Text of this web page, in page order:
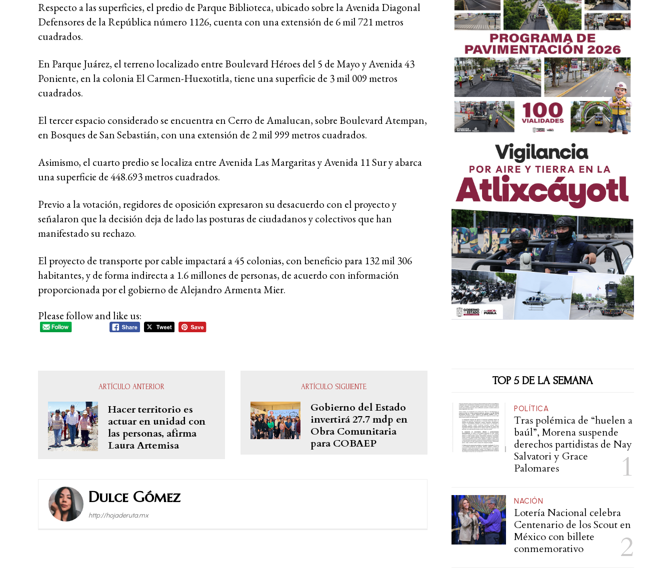
Respecto a las superficies, el predio de Parque Biblioteca, ubicado sobre la Avenida Diagonal
Defensores de la República número 1126, cuenta con una extensión de 6 mil 721 metros
cuadrados.
En Parque Juárez, el terreno localizado entre Boulevard Héroes del 5 de Mayo y Avenida 43
Poniente, en la colonia El Carmen-Huexotitla, tiene una superficie de 3 mil 009 metros
cuadrados.
El tercer espacio considerado se encuentra en Cerro de Amalucan, sobre Boulevard Atempan,
en Bosques de San Sebastián, con una extensión de 2 mil 999 metros cuadrados.
Asimismo, el cuarto predio se localiza entre Avenida Las Margaritas y Avenida 11 Sur y abarca
una superficie de 448.693 metros cuadrados.
Previo a la votación, regidores de oposición expresaron su desacuerdo con el proyecto y
señalaron que la decisión deja de lado las posturas de ciudadanos y colectivos que han
manifestado su rechazo.
El proyecto de transporte por cable impactará a 45 colonias, con beneficio para 132 mil 306
habitantes, y de forma indirecta a 1.6 millones de personas, de acuerdo con información
proporcionada por el gobierno de Alejandro Armenta Mier.
Please follow and like us:
ARTÍCULO ANTERIOR
Hacer territorio es
actuar en unidad con
las personas, afirma
Laura Artemisa
ARTÍCULO SIGUIENTE
Gobierno del Estado
invertirá 27.7 mdp en
Obra Comunitaria
para COBAEP
Dulce Gómez
http://hojaderuta.mx
TOP 5 DE LA SEMANA
POLÍTICA
Tras polémica de “huelen a
baúl”, Morena suspende
derechos partidistas de Nay
Salvatori y Grace
Palomares
NACIÓN
Lotería Nacional celebra
Centenario de los Scout en
México con billete
conmemorativo